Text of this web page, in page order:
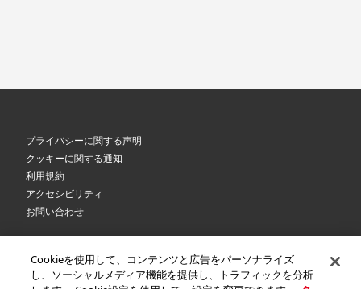
プライバシーに関する声明
クッキーに関する通知
利用規約
アクセシビリティ
お問い合わせ
2026 Royal Canin SAS. All rights reserved. An Affiliate of Mars, Incorporated.
Cookieを使用して、コンテンツと広告をパーソナライズ
し、ソーシャルメディア機能を提供し、トラフィックを分析